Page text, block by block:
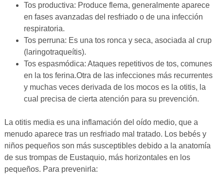
Tos productiva: Produce flema, generalmente aparece
en fases avanzadas del resfriado o de una infección
respiratoria.
Tos perruna: Es una tos ronca y seca, asociada al crup
(laringotraqueítis).
Tos espasmódica: Ataques repetitivos de tos, comunes
en la tos ferina.Otra de las infecciones más recurrentes
y muchas veces derivada de los mocos es la otitis, la
cual precisa de cierta atención para su prevención.
La otitis media es una inflamación del oído medio, que a
menudo aparece tras un resfriado mal tratado. Los bebés y
niños pequeños son más susceptibles debido a la anatomía
de sus trompas de Eustaquio, más horizontales en los
pequeños. Para prevenirla: